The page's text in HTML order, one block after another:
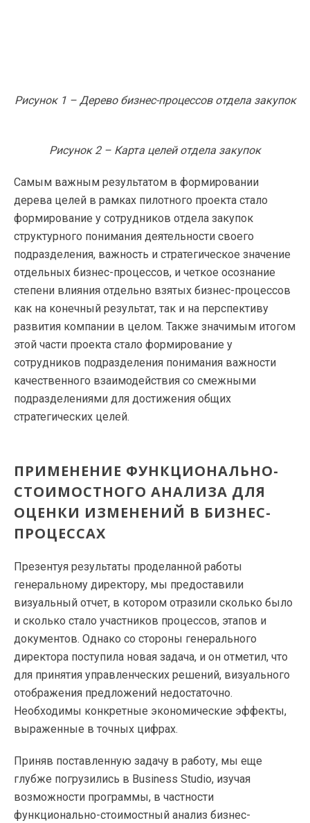
Рисунок 1 – Дерево бизнес-процессов отдела закупок
Рисунок 2 – Карта целей отдела закупок
Самым важным результатом в формировании
дерева целей в рамках пилотного проекта стало
формирование у сотрудников отдела закупок
структурного понимания деятельности своего
подразделения, важность и стратегическое значение
отдельных бизнес-процессов, и четкое осознание
степени влияния отдельно взятых бизнес-процессов
как на конечный результат, так и на перспективу
развития компании в целом. Также значимым итогом
этой части проекта стало формирование у
сотрудников подразделения понимания важности
качественного взаимодействия со смежными
подразделениями для достижения общих
стратегических целей.
ПРИМЕНЕНИЕ ФУНКЦИОНАЛЬНО-
СТОИМОСТНОГО АНАЛИЗА ДЛЯ
ОЦЕНКИ ИЗМЕНЕНИЙ В БИЗНЕС-
ПРОЦЕССАХ
Презентуя результаты проделанной работы
генеральному директору, мы предоставили
визуальный отчет, в котором отразили сколько было
и сколько стало участников процессов, этапов и
документов. Однако со стороны генерального
директора поступила новая задача, и он отметил, что
для принятия управленческих решений, визуального
отображения предложений недостаточно.
Необходимы конкретные экономические эффекты,
выраженные в точных цифрах.
Приняв поставленную задачу в работу, мы еще
глубже погрузились в Business Studio, изучая
возможности программы, в частности
функционально-стоимостный анализ бизнес-